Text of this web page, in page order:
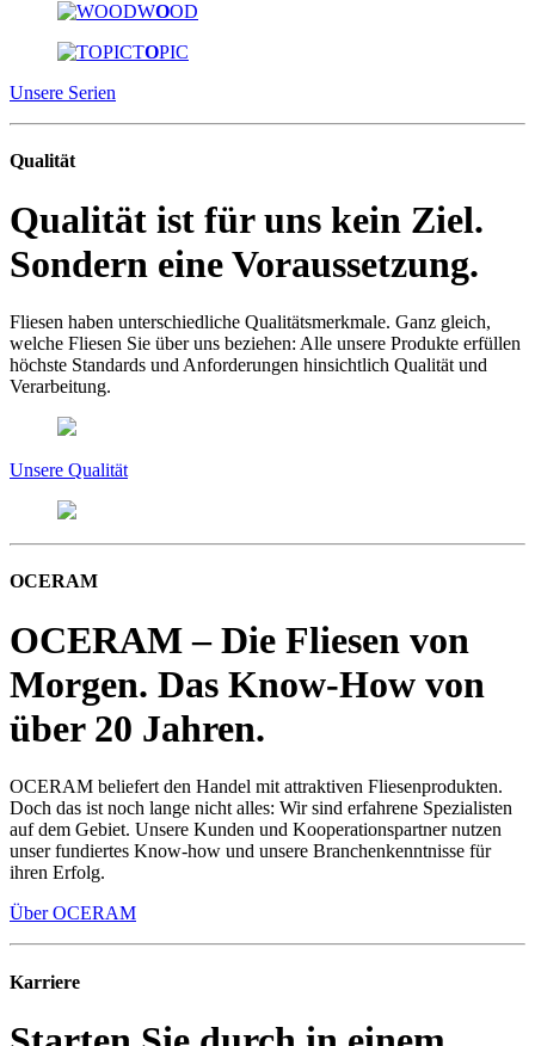
WOOD
TOPIC
Unsere Serien
Qualität
Qualität ist für uns kein Ziel.
Sondern eine Voraussetzung.
Fliesen haben unterschiedliche Qualitätsmerkmale. Ganz gleich,
welche Fliesen Sie über uns beziehen: Alle unsere Produkte erfüllen
höchste Standards und Anforderungen hinsichtlich Qualität und
Verarbeitung.
Unsere Qualität
OCERAM
OCERAM – Die Fliesen von
Morgen. Das Know-How von
über 20 Jahren.
OCERAM beliefert den Handel mit attraktiven Fliesenprodukten.
Doch das ist noch lange nicht alles: Wir sind erfahrene Spezialisten
auf dem Gebiet. Unsere Kunden und Kooperationspartner nutzen
unser fundiertes Know-how und unsere Branchenkenntnisse für
ihren Erfolg.
Über OCERAM
Karriere